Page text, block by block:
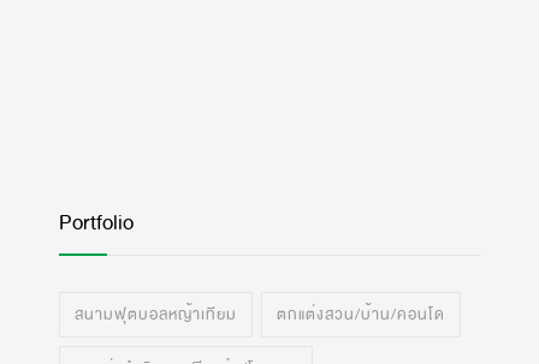
Portfolio
สนามฟุตบอลหญ้าเทียม ตกแต่งสวน/บ้าน/คอนโด